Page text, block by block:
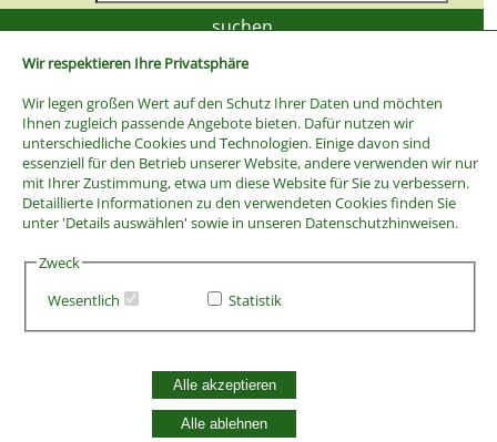
Wir respektieren Ihre Privatsphäre
Wir legen großen Wert auf den Schutz Ihrer Daten und möchten
Ihnen zugleich passende Angebote bieten. Dafür nutzen wir
unterschiedliche Cookies und Technologien. Einige davon sind
essenziell für den Betrieb unserer Website, andere verwenden wir nur
mit Ihrer Zustimmung, etwa um diese Website für Sie zu verbessern.
Detaillierte Informationen zu den verwendeten Cookies finden Sie
unter 'Details auswählen' sowie in unseren Datenschutzhinweisen.
Zweck
Wesentlich
Statistik
Alle akzeptieren
Alle ablehnen
AGB
Vertrag widerrufen
Datenschutzerklärung
Zahlung und Versand